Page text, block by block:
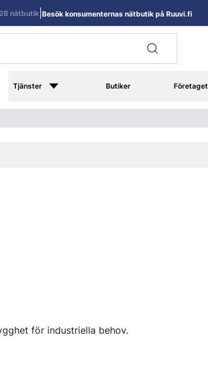
Tjänster Butiker Företaget
nätbutik Besök konsumenternas nätbutik på Ruuvi.fi
för industriella behov.